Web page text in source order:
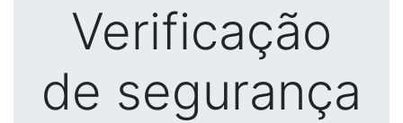
Verificação
de segurança